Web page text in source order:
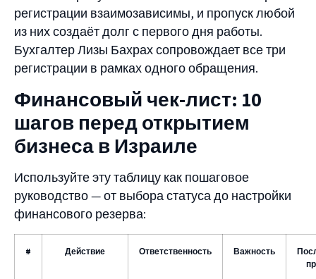
регистрации взаимозависимы, и пропуск любой
из них создаёт долг с первого дня работы.
Бухгалтер Лизы Бахрах сопровождает все три
регистрации в рамках одного обращения.
Финансовый чек-лист: 10
шагов перед открытием
бизнеса в Израиле
Используйте эту таблицу как пошаговое
руководство — от выбора статуса до настройки
финансового резерва:
# Действие Ответственность Важность